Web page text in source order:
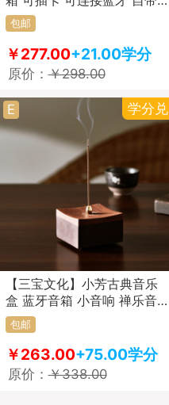
108首禅乐 音响
包邮
￥277.00+21.00学分
原价：￥298.00
E 学分兑
【三宝文化】小芳古典音乐
盒 蓝牙音箱 小音响 禅乐音
响包邮
￥263.00+75.00学分
原价：￥338.00